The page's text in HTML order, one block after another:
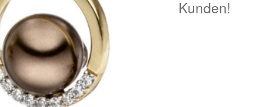
Magisches und Festliches zu Halloween 2022 Mein Konto
finden für Ostern 2016
finden für Ostern 2018
Kunden!